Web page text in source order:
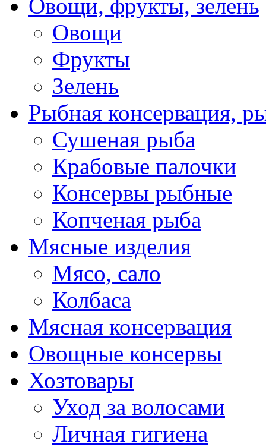
Овощи, фрукты, зелень
Овощи
Фрукты
Зелень
Рыбная консервация,
Сушеная рыба
Крабовые палочки
Консервы рыбные
Копченая рыба
Мясные изделия
Мясо, сало
Колбаса
Мясная консервация
Овощные консервы
Хозтовары
Уход за волосами
Личная гигиена